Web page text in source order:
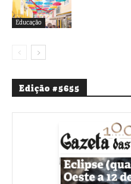
Educação
Edição #5655